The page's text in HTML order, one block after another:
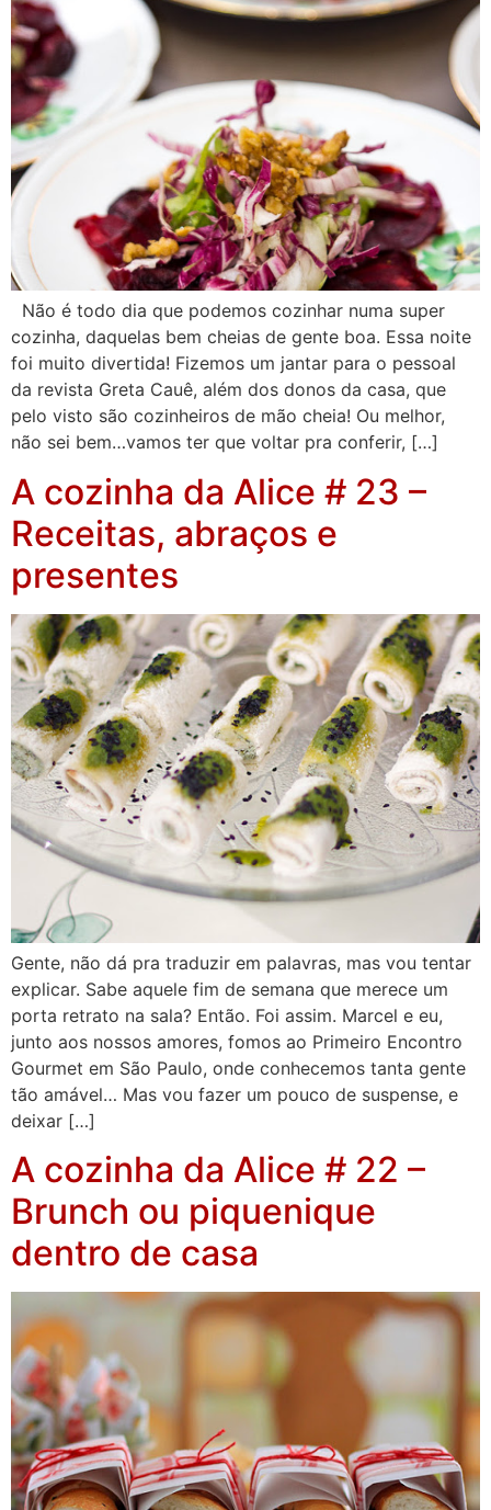
Não é todo dia que podemos cozinhar numa super
cozinha, daquelas bem cheias de gente boa. Essa noite
foi muito divertida! Fizemos um jantar para o pessoal
da revista Greta Cauê, além dos donos da casa, que
pelo visto são cozinheiros de mão cheia! Ou melhor,
não sei bem…vamos ter que voltar pra conferir, […]
A cozinha da Alice # 23 –
Receitas, abraços e
presentes
Gente, não dá pra traduzir em palavras, mas vou tentar
explicar. Sabe aquele fim de semana que merece um
porta retrato na sala? Então. Foi assim. Marcel e eu,
junto aos nossos amores, fomos ao Primeiro Encontro
Gourmet em São Paulo, onde conhecemos tanta gente
tão amável… Mas vou fazer um pouco de suspense, e
deixar […]
A cozinha da Alice # 22 –
Brunch ou piquenique
dentro de casa